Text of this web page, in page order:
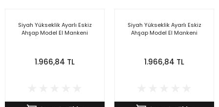
Siyah Yükseklik Ayarlı Eskiz
Ahşap Model El Mankeni
1.966,84 TL
Siyah Yükseklik Ayarlı Eskiz
Ahşap Model El Mankeni
1.966,84 TL